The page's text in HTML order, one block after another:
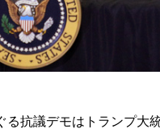
抗議デモはトランプ大